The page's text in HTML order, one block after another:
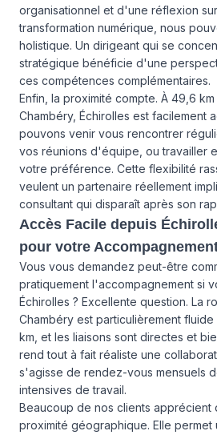
organisationnel et d'une réflexion
transformation numérique, nous
holistique. Un dirigeant qui se
stratégique bénéficie d'une
ces compétences complémentaires.
Enfin, la proximité compte. À 49,6
Chambéry, Échirolles est facilement
pouvons venir vous rencontrer
vos réunions d'équipe, ou travailler
votre préférence. Cette flexibilité
veulent un partenaire réellement
consultant qui disparaît après son
Accès Facile depuis
pour votre
Vous vous demandez peut-être
pratiquement l'accompagnement si
Échirolles ? Excellente question. La
Chambéry est particulièrement
km, et les liaisons sont directes et
rend tout à fait réaliste une
s'agisse de rendez-vous mensuels
intensives de travail.
Beaucoup de nos clients apprécient
proximité géographique. Elle permet